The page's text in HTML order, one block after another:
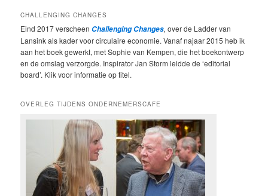
CHALLENGING CHANGES
Eind 2017 verscheen Challenging Changes, over de Ladder van
Lansink als kader voor circulaire economie. Vanaf najaar 2015 heb ik
aan het boek gewerkt, met Sophie van Kempen, die het boekontwerp
en de omslag verzorgde. Inspirator Jan Storm leidde de ‘editorial
board’. Klik voor informatie op titel.
OVERLEG TIJDENS ONDERNEMERSCAFE